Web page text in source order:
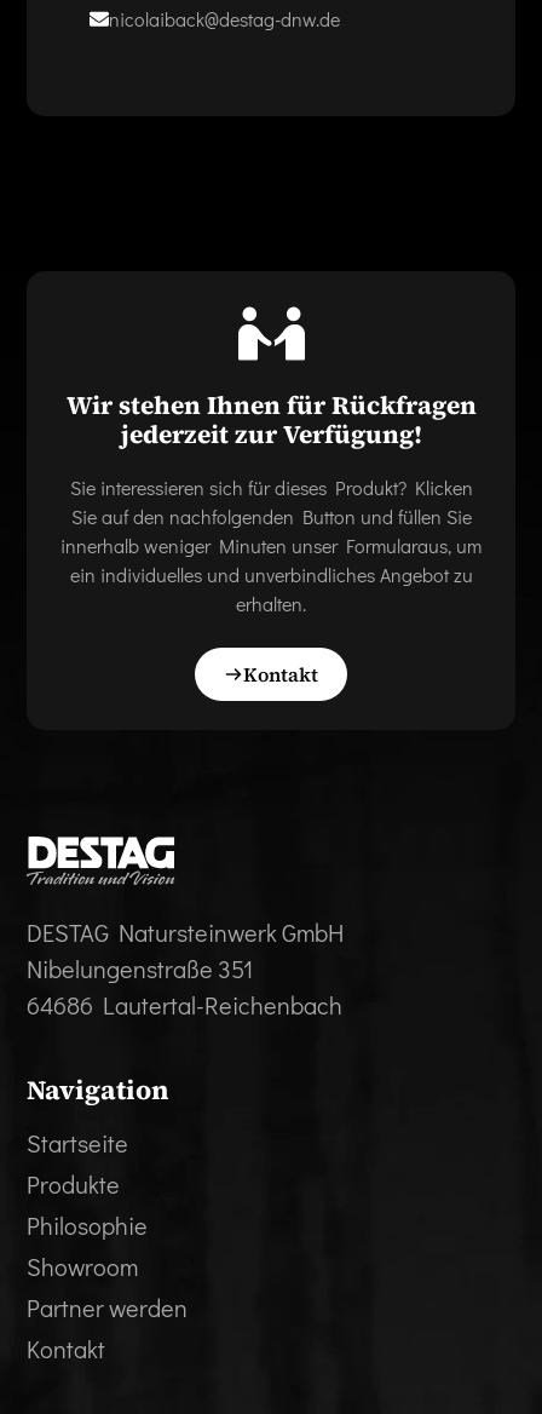
nicolaiback@destag-dnw.de
Wir stehen Ihnen für Rückfragen
jederzeit zur Verfügung!
Sie interessieren sich für dieses Produkt? Klicken
Sie auf den nachfolgenden Button und füllen Sie
innerhalb weniger Minuten unser Formularaus, um
ein individuelles und unverbindliches Angebot zu
erhalten.
Kontakt
DESTAG Natursteinwerk GmbH
Nibelungenstraße 351
64686 Lautertal-Reichenbach
Navigation
Startseite
Produkte
Philosophie
Showroom
Partner werden
Kontakt